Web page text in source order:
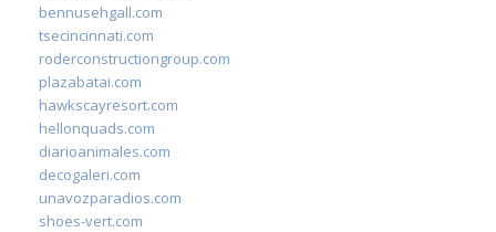
bennusehgall.com
tsecincinnati.com
roderconstructiongroup.com
plazabatai.com
hawkscayresort.com
hellonquads.com
diarioanimales.com
decogaleri.com
unavozparadios.com
shoes-vert.com